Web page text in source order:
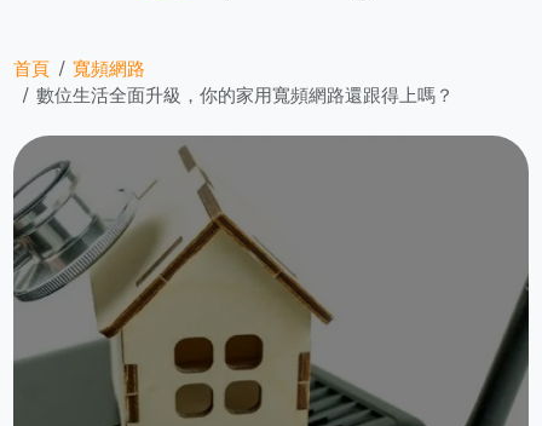
首頁
寬頻網路
數位生活全面升級，你的家用寬頻網路還跟得上嗎？